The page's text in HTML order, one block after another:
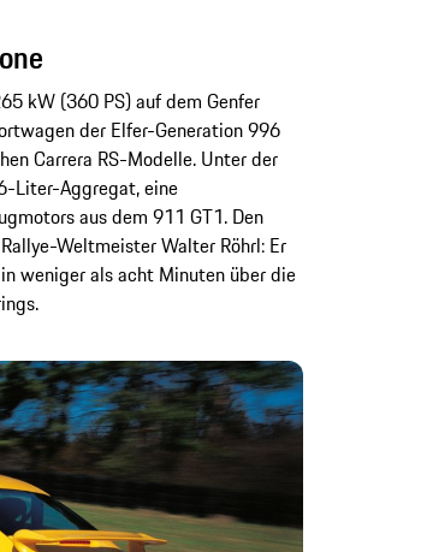
kW (360 PS) auf dem Genfer
der Elfer-Generation 996
Carrera RS-Modelle. Unter der
Liter-Aggregat, eine
aus dem 911 GT1. Den
Weltmeister Walter Röhrl: Er
weniger als acht Minuten über die